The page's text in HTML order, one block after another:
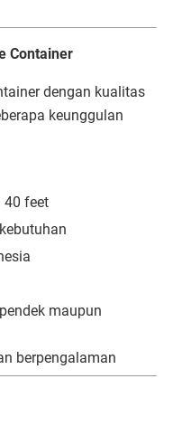
Container
dengan kualitas
keunggulan
40 feet
maupun
berpengalaman